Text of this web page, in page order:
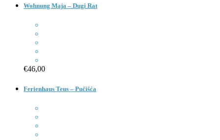
Wohnung Maja – Dugi Rat
€46,00
Ferienhaus Teus – Pučišća